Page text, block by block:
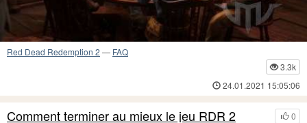
Red Dead Redemption 2 — FAQ
3.3k
24.01.2021 15:05:06
0
Comment terminer au mieux le jeu RDR 2